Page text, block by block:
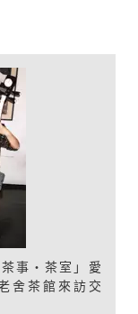
事‧茶室」愛
舍茶館來訪交